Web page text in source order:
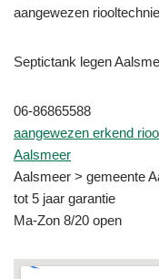
aangewezen
Septictank legen
06-86865588
aangewezen erkend
Aalsmeer
Aalsmeer > gemeente
tot 5 jaar garantie
Ma-Zon 8/20 open